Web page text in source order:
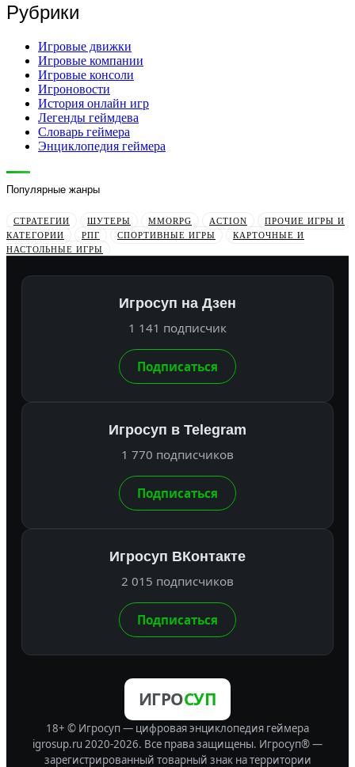
Рубрики
Игровые движки
Игровые компании
Игровые консоли
Игроновости
История онлайн игр
Легенды геймдева
Словарь геймера
Энциклопедия геймера
Популярные жанры
СТРАТЕГИИ ШУТЕРЫ MMORPG ACTION
ПРОЧИЕ ИГРЫ И
КАТЕГОРИИ
РПГ СПОРТИВНЫЕ ИГРЫ
КАРТОЧНЫЕ И
НАСТОЛЬНЫЕ ИГРЫ
Игросуп на Дзен
1 141 подписчик
Подписаться
Игросуп в Telegram
1 770 подписчиков
Подписаться
Игросуп ВКонтакте
2 015 подписчиков
Подписаться
ИГРОСУП
18+ © Игросуп — цифровая энциклопедия геймера
igrosup.ru 2020-2026. Все права защищены. Игросуп® —
зарегистрированный товарный знак на территории